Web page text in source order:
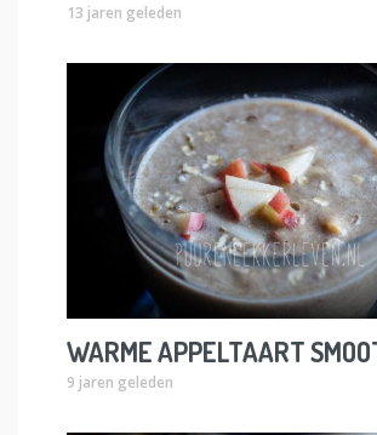
13 jaren geleden
WARME APPELTAART
9 jaren geleden